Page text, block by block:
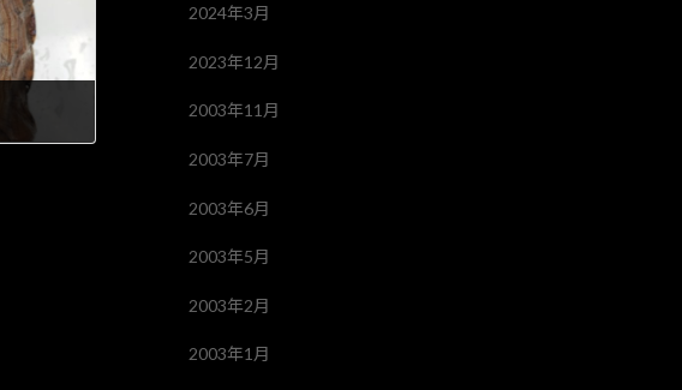
2024年3月
2023年12月
2003年11月
2003年7月
2003年6月
2003年5月
2003年2月
2003年1月